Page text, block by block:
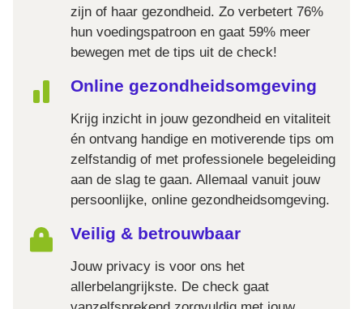
zijn of haar gezondheid. Zo verbetert 76%
hun voedingspatroon en gaat 59% meer
bewegen met de tips uit de check!
Online gezondheidsomgeving
Krijg inzicht in jouw gezondheid en vitaliteit
én ontvang handige en motiverende tips om
zelfstandig of met professionele begeleiding
aan de slag te gaan. Allemaal vanuit jouw
persoonlijke, online gezondheidsomgeving.
Veilig & betrouwbaar
Jouw privacy is voor ons het
allerbelangrijkste. De check gaat